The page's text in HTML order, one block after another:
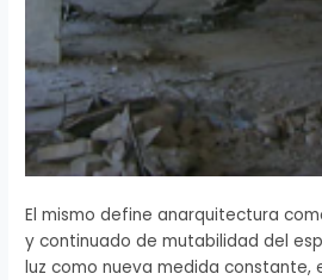
El mismo define anarquitectura
y continuado de mutabilidad del
luz como nueva medida constante,